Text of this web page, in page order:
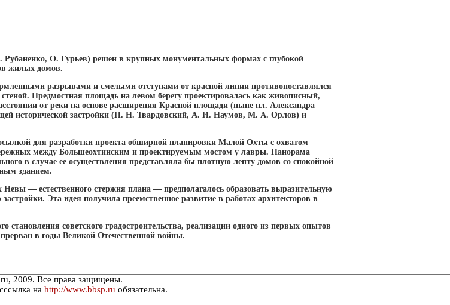
О. Гурьев) решен в крупных монументальных формах с глубокой
жилых домов.
разрывами и смелыми отступами от красной линии противопоставлялся
Предмостная площадь на левом берегу проектировалась как живописный,
от реки на основе расширения Красной площади (ныне пл. Александра
исторической застройки (П. Н. Твардовский, А. И. Наумов, М. А. Орлов) и
для разработки проекта обширной планировки Малой Охты с охватом
между Большеохтинским и проектируемым мостом у лавры. Панорама
в случае ее осуществления представляла бы плотную лепту домов со спокойной
зданием.
Невы — естественного стержня плана — предполагалось образовать выразительную
Эта идея получила преемственное развитие в работах архитекторов в
советского градостроительства, реализации одного из первых опытов
в годы Великой Отечественной войны.
2009. Все права защищены.
на http://www.bbsp.ru обязательна.